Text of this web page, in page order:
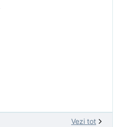
Vezi tot